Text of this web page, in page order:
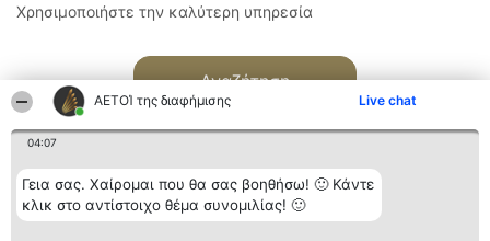
ΑΕΤΟΊ της διαφήμισης Live chat
04:07
Γεια σας. Χαίρομαι που θα σας βοηθήσω! 🙂 Κάντε
κλικ στο αντίστοιχο θέμα συνομιλίας! 🙂
Χρησιμοποιήστε την καλύτερη υπηρεσία
Αναζήτηση